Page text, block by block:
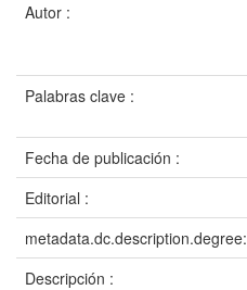
Autor :
Palabras clave :
Fecha de publicación :
Editorial :
metadata.dc.description.degree:
Descripción :